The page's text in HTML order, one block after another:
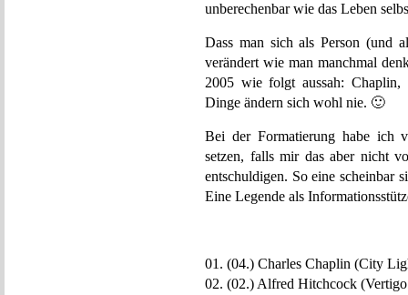
unberechenbar wie das Leben
Dass man sich als Person (und
verändert wie man manchmal
2005 wie folgt aussah:
Dinge ändern sich wohl nie. 🙂
Bei der Formatierung habe ich
setzen, falls mir das aber nicht
entschuldigen. So eine scheinbar
Eine Legende als
01. (04.) Charles Chaplin (City
02. (02.) Alfred Hitchcock